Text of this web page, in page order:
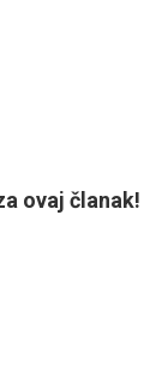
ovaj članak!